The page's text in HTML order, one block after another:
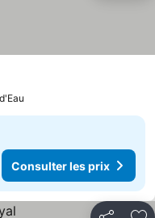
Consulter les prix